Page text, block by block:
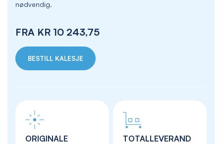
nødvendig.
FRA KR 10 243,75
BESTILL KALESJE
ORIGINALE
TOTALLEVERAND